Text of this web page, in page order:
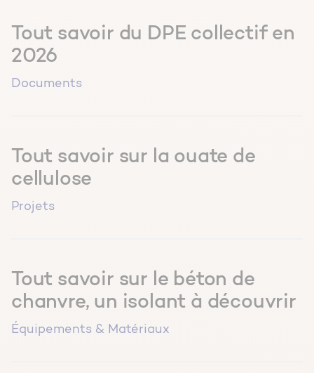
Tout savoir du DPE collectif en
2026
Documents
Tout savoir sur la ouate de
cellulose
Projets
Tout savoir sur le béton de
chanvre, un isolant à découvrir
Équipements & Matériaux
Guide de rénovation
Page